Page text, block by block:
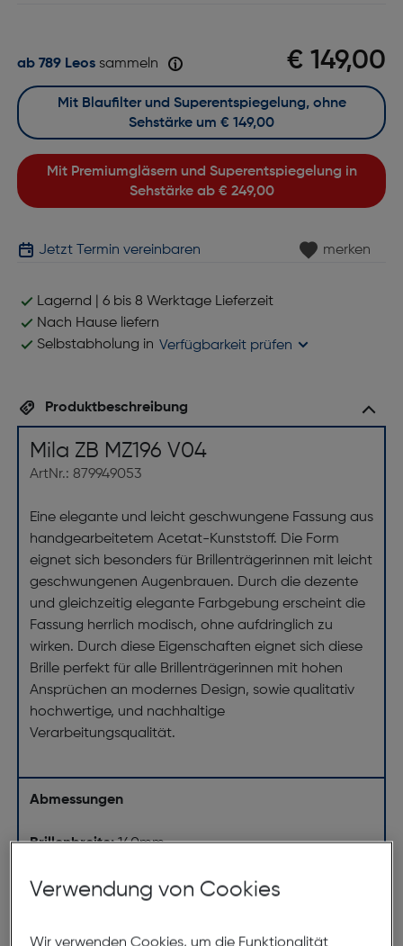
€ 149,00
ab 789 Leossammeln
Mit Premiumgläsern und Superentspiegelung in
Sehstärke ab € 249,00
Mit Blaufilter und Superentspiegelung, ohne
Sehstärke um € 149,00
Jetzt Termin vereinbaren merken
Lagernd | 6 bis 8 Werktage Lieferzeit
Nach Hause liefern
Selbstabholung in Verfügbarkeit prüfen
Produktbeschreibung
Mila ZB MZ196 V04
ArtNr.: 879949053
Eine elegante und leicht geschwungene Fassung aus
handgearbeitetem Acetat-Kunststoff. Die Form
eignet sich besonders für Brillenträgerinnen mit leicht
geschwungenen Augenbrauen. Durch die dezente
und gleichzeitig elegante Farbgebung erscheint die
Fassung herrlich modisch, ohne aufdringlich zu
wirken. Durch diese Eigenschaften eignet sich diese
Brille perfekt für alle Brillenträgerinnen mit hohen
Ansprüchen an modernes Design, sowie qualitativ
hochwertige, und nachhaltige
Verarbeitungsqualität.
Abmessungen
Brillenbreite:140mm
Glasbreite:51mm
Verwendung von Cookies
Wir verwenden Cookies, um die Funktionalität